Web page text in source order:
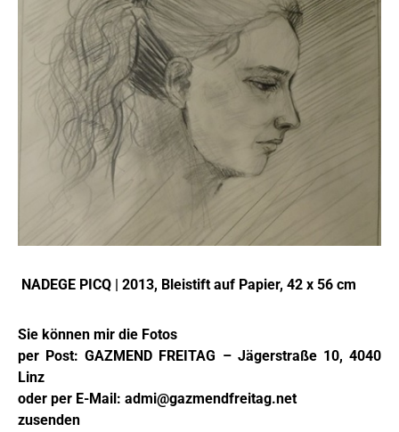
NADEGE PICQ | 2013, Bleistift auf Papier, 42 x 56 cm
Sie können mir die Fotos
per Post: GAZMEND FREITAG – Jägerstraße 10, 4040
Linz
oder per E-Mail: admi@gazmendfreitag.net
zusenden